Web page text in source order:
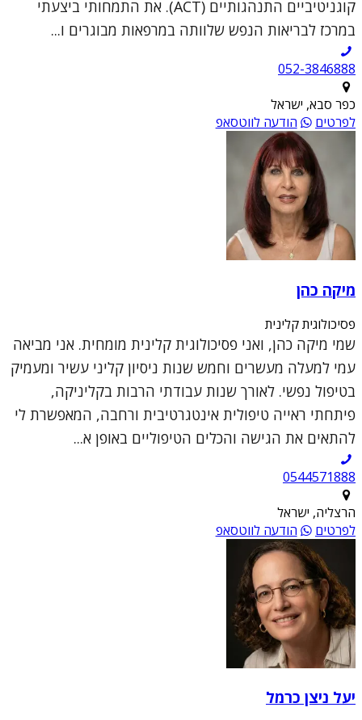
קוגניטיביים התנהגותיים (ACT). את התמחותי ביצעתי
במרכז לבריאות הנפש שלוותה במרפאות מבוגרים ו...
052-3846888
כפר סבא, ישראל
לפרטים
הודעה לווטסאפ
מיקה כהן
פסיכולוגית קלינית
שמי מיקה כהן, ואני פסיכולוגית קלינית מומחית. אני מביאה
עמי למעלה מעשרים וחמש שנות ניסיון קליני עשיר ומעמיק
בטיפול נפשי. לאורך שנות עבודתי הרבות בקליניקה,
פיתחתי ראייה טיפולית אינטגרטיבית ורחבה, המאפשרת לי
להתאים את הגישה והכלים הטיפוליים באופן א...
0544571888
הרצליה, ישראל
לפרטים
הודעה לווטסאפ
יעל ניצן כרמל